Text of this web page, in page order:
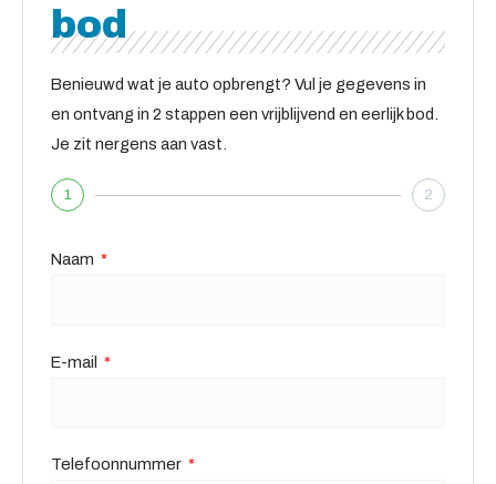
bod​
Benieuwd wat je auto opbrengt? Vul je gegevens in
en ontvang in 2 stappen een vrijblijvend en eerlijk bod.
Je zit nergens aan vast.
1 2
Naam
E-mail
Telefoonnummer